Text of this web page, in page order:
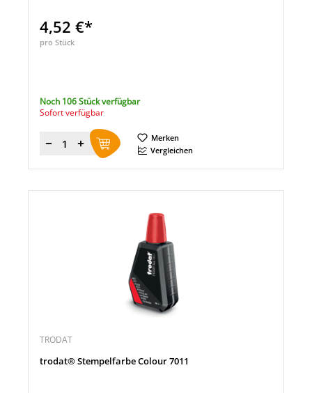
4,52 €*
pro Stück
Noch 106 Stück verfügbar
Sofort verfügbar
Menge
Merken
Vergleichen
TRODAT
trodat® Stempelfarbe Colour 7011